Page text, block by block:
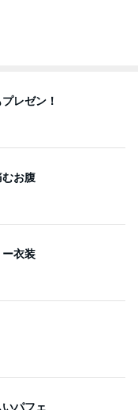
レゼン！
お腹
ー衣装
パフェ